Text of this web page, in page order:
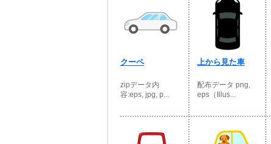
クーペ
zipデータ内
容:eps, jpg, p...
上から見た車
配布データ png,
eps（Illus...